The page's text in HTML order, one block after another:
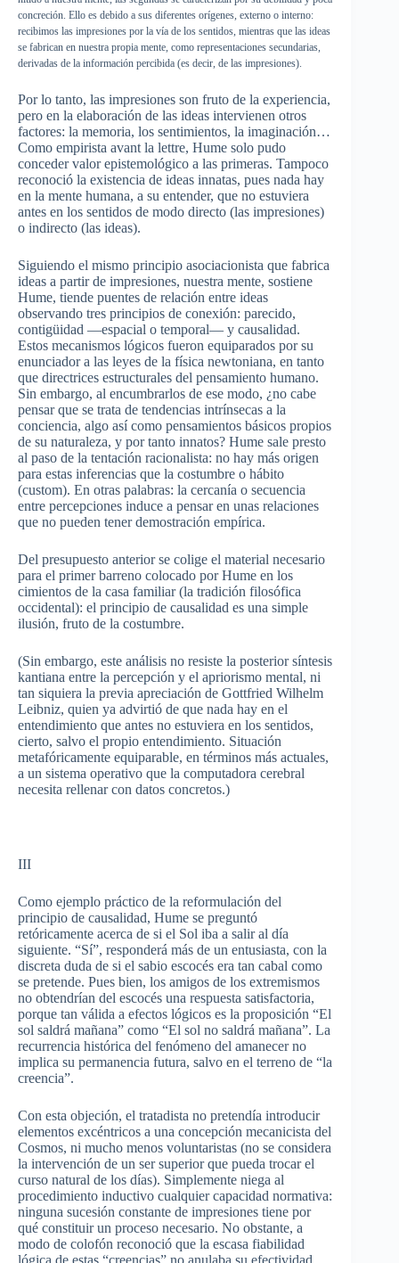
concreción. Ello es debido a sus diferentes orígenes, externo o interno:
recibimos las impresiones por la vía de los sentidos, mientras que las ideas
se fabrican en nuestra propia mente, como representaciones secundarias,
derivadas de la información percibida (es decir, de las impresiones).
Porlo tanto, las impresiones son fruto de la experiencia,
pero en la elaboración de las ideas intervienen otros
factores: la memoria, los sentimientos, la imaginación…
Como empirista avant la lettre, Hume solo pudo
conceder valorepistemológico a las primeras. Tampoco
reconoció la existencia de ideas innatas, pues nada hay
en la mente humana, a su entender, que no estuviera
antes en los sentidos de modo directo (las impresiones)
o indirecto (las ideas).
Siguiendo el mismo principio asociacionista que fabrica
ideas a partirde impresiones, nuestra mente, sostiene
Hume, tiende puentes de relación entre ideas
observando tres principios de conexión: parecido,
contigüidad —espacial o temporal— y causalidad.
Estos mecanismos lógicos fueron equiparados por su
enunciadora las leyes de la física newtoniana, en tanto
que directrices estructurales del pensamiento humano.
Sin embargo, al encumbrarlos de ese modo, ¿no cabe
pensar que se trata de tendencias intrínsecas a la
conciencia, algo así como pensamientos básicos propios
de su naturaleza, y por tanto innatos? Hume sale presto
al paso de la tentación racionalista: no hay más origen
para estas inferencias que la costumbre o hábito
(custom). En otras palabras: la cercanía o secuencia
entre percepciones induce a pensaren unas relaciones
que no pueden tener demostración empírica.
Del presupuesto anterior se colige el material necesario
para el primerbarreno colocado porHume en los
cimientos de la casa familiar (la tradición filosófica
occidental): el principio de causalidad es una simple
ilusión, fruto de la costumbre.
(Sin embargo, este análisis no resiste la posteriorsíntesis
kantiana entre la percepción y el apriorismo mental, ni
tan siquiera la previa apreciación de Gottfried Wilhelm
Leibniz, quien ya advirtió de que nada hay en el
entendimiento que antes no estuviera en los sentidos,
cierto, salvo el propio entendimiento. Situación
metafóricamente equiparable, en términos más actuales,
a un sistema operativo que la computadora cerebral
necesita rellenarcon datos concretos.)
III
Como ejemplo práctico de la reformulación del
principio de causalidad, Hume se preguntó
retóricamente acerca de si el Sol iba a saliral día
siguiente. “Sí”, responderá más de un entusiasta, con la
discreta duda de si el sabio escocés era tan cabal como
se pretende. Pues bien, los amigos de los extremismos
no obtendrían del escocés una respuesta satisfactoria,
porque tan válida a efectos lógicos es la proposición “El
sol saldrá mañana” como “El sol no saldrá mañana”. La
recurrencia histórica del fenómeno del amanecerno
implica su permanencia futura, salvo en el terreno de “la
creencia”.
Con esta objeción, el tratadista no pretendía introducir
elementos excéntricos a una concepción mecanicista del
Cosmos, ni mucho menos voluntaristas (no se considera
la intervención de un sersuperiorque pueda trocarel
curso natural de los días). Simplemente niega al
procedimiento inductivo cualquier capacidad normativa:
ninguna sucesión constante de impresiones tiene por
qué constituirun proceso necesario. No obstante, a
modo de colofón reconoció que la escasa fiabilidad
lógica de estas “creencias” no anulaba su efectividad